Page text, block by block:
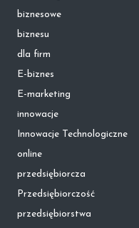
biznesowe
biznesu
dla firm
E-biznes
E-marketing
innowacje
Innowacje Technologiczne
online
przedsiębiorcza
Przedsiębiorczość
przedsiębiorstwa